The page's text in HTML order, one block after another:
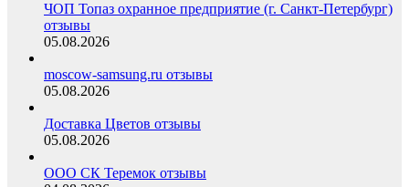
ЧОП Топаз охранное предприятие (г. Санкт-Петербург)
отзывы
05.08.2026
moscow-samsung.ru отзывы
05.08.2026
Доставка Цветов отзывы
05.08.2026
ООО СК Теремок отзывы